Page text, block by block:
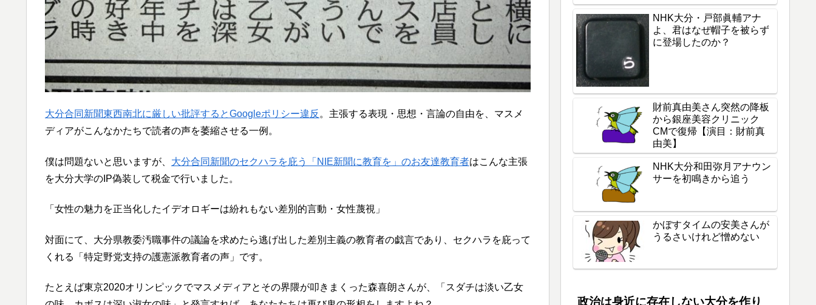
大分合同新聞東西南北に厳しい批評するとGoogleポリシー違反 。主張する表現・思想・言論の自由を、マスメ
ディアがこんなかたちで読者の声を萎縮させる一例。
僕は問題ないと思いますが、 大分合同新聞のセクハラを庇う「NIE新聞に教育を」のお友達教育者はこんな主張
を大分大学のIP偽装して税金で行いました。
「女性の魅力を正当化したイデオロギーは紛れもない差別的言動・女性蔑視」
対面にて、大分県教委汚職事件の議論を求めたら逃げ出した差別主義の教育者の戯言であり、セクハラを庇って
くれる「特定野党支持の護憲派教育者の声」です。
たとえば東京2020オリンピックでマスメディアとその界隈が叩きまくった森喜朗さんが、「スダチは淡い乙女
NHK大分・戸部眞輔アナ
よ、君はなぜ帽子を被らず
に登場したのか？
財前真由美さん突然の降板
から銀座美容クリニック
CMで復帰【演目：財前真
由美】
NHK大分和田弥月アナウン
サーを初鳴きから追う
かぼすタイムの安美さんが
うるさいけれど憎めない
政治は身近に存在しない大分を作り